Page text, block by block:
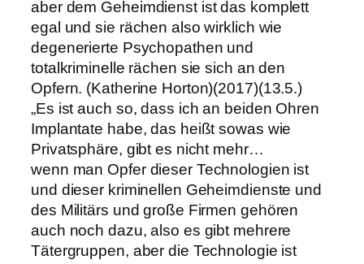
aber dem Geheimdienst ist das komplett
egal und sie rächen also wirklich wie
degenerierte Psychopathen und
totalkriminelle rächen sie sich an den
Opfern. (Katherine Horton)(2017)(13.5.)
„Es ist auch so, dass ich an beiden Ohren
Implantate habe, das heißt sowas wie
Privatsphäre, gibt es nicht mehr…
wenn man Opfer dieser Technologien ist
und dieser kriminellen Geheimdienste und
des Militärs und große Firmen gehören
auch noch dazu, also es gibt mehrere
Tätergruppen, aber die Technologie ist